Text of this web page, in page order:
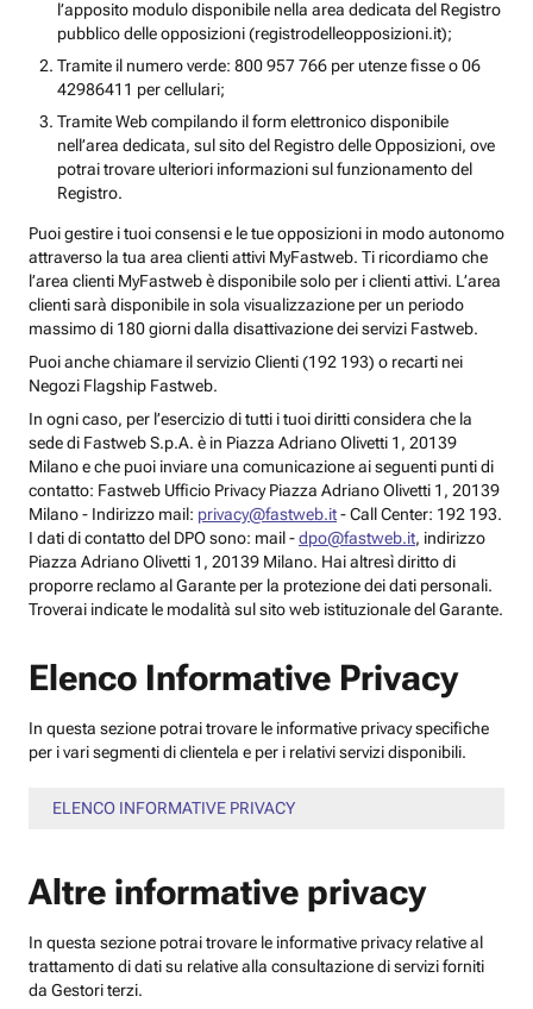
l’apposito modulo disponibile nella area dedicata del Registro
pubblico delle opposizioni (registrodelleopposizioni.it);
Tramite il numero verde: 800 957 766 per utenze fisse o 06
42986411 per cellulari;
Tramite Web compilando il form elettronico disponibile
nell’area dedicata, sul sito del Registro delle Opposizioni, ove
potrai trovare ulteriori informazioni sul funzionamento del
Registro.
Puoi gestire i tuoi consensi e le tue opposizioni in modo autonomo
attraverso la tua area clienti attivi MyFastweb. Ti ricordiamo che
l’area clienti MyFastweb è disponibile solo per i clienti attivi. L’area
clienti sarà disponibile in sola visualizzazione per un periodo
massimo di 180 giorni dalla disattivazione dei servizi Fastweb.
Puoi anche chiamare il servizio Clienti (192 193) o recarti nei
Negozi Flagship Fastweb.
In ogni caso, per l’esercizio di tutti i tuoi diritti considera che la
sede di Fastweb S.p.A. è in Piazza Adriano Olivetti 1, 20139
Milano e che puoi inviare una comunicazione ai seguenti punti di
contatto: Fastweb Ufficio Privacy Piazza Adriano Olivetti 1, 20139
Milano - Indirizzo mail: privacy@fastweb.it- Call Center: 192 193.
I dati di contatto del DPO sono: mail -dpo@fastweb.it, indirizzo
Piazza Adriano Olivetti 1, 20139 Milano. Hai altresì diritto di
proporre reclamo al Garante per la protezione dei dati personali.
Troverai indicate le modalità sul sito web istituzionale del Garante.
Elenco Informative Privacy
In questa sezione potrai trovare le informative privacy specifiche
per i vari segmenti di clientela e per i relativi servizi disponibili.
ELENCO INFORMATIVE PRIVACY
Altre informative privacy
In questa sezione potrai trovare le informative privacy relative al
trattamento di dati su relative alla consultazione di servizi forniti
da Gestori terzi.